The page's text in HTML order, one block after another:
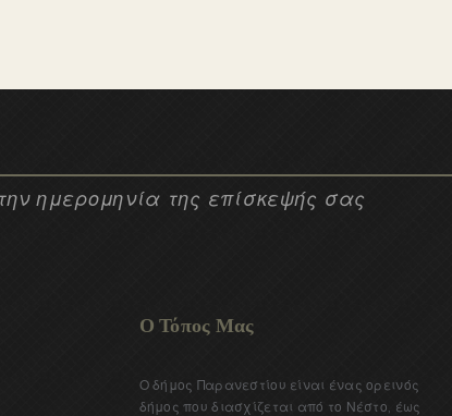
ημερομηνία της επίσκεψής σας
Ο Τόπος Μας
Ο δήμος Παρανεστίου είναι ένας ορεινός
δήμος που διασχίζεται από το Νέστο, έως